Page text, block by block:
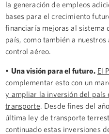
la generación de empleos
bases para el crecimiento
financiaría mejoras al sistema
país, como también a
control aéreo.
• Una visión para el futuro. El
complementar esto con un
y ampliar la inversión del país
transporte . Desde fines del
última ley de transporte
continuado estas inversiones